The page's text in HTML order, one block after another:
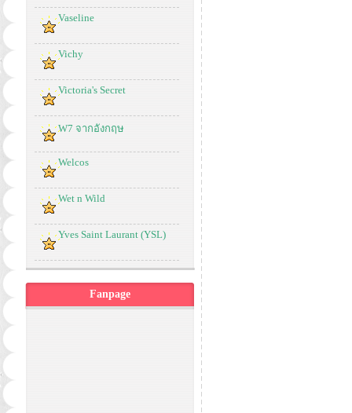
Vaseline
Vichy
Victoria's Secret
W7 จากอังกฤษ
Welcos
Wet n Wild
Yves Saint Laurant (YSL)
Fanpage